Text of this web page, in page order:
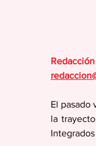
Redacción
El pasado
la
Integrados